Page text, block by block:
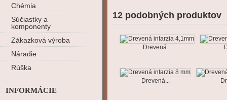
Chémia
Súčiastky a
komponenty
Zákazková výroba
Náradie
Rúška
INFORMÁCIE
12 podobných produktov
Drevená...
Drevená...